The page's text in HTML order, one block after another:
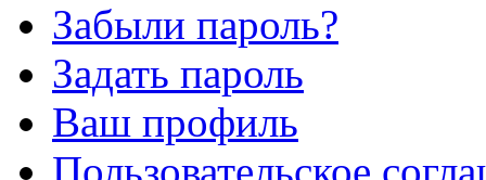
Забыли пароль?
Задать пароль
Ваш профиль